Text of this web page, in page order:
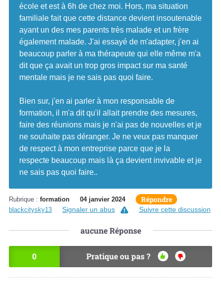
école et est à 6h de chez moi. Hors, ma situation
familiale fait que cette distance devient insoutenable
ayant un des mes parents très malade et un frère
également malade. J'ai essayé de m'adapter, j'en ai
beaucoup parler à ma thérapeute qui elle même m'a
dit que ça avait un trop gros impact sur ma santé
mentale mais je ne sais pas quoi faire.
Bien sur, j'en ai parler à mon responsable de
formation, il m'a dit qu'il allait prendre des mesures,
faire des réunions mais je n'ai pas de nouvelles et je
ne souhaite pas déranger. Je ne veux pas manquer
de respect à mon entreprise parce que je la
respecte beaucoup mais là ça devient invivable et je
ne sais pas quoi faire..
Rubrique : formation 04 janvier 2024 Répondre
blackcitysky13 Signaler un abus Suivre cette discussion
aucuneRéponse
0 Pratique ou pas ?
OU
I
NO